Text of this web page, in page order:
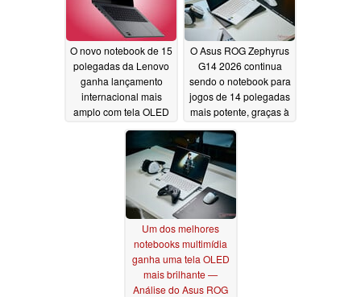
O novo notebook de 15
polegadas da Lenovo
ganha lançamento
internacional mais
amplo com tela OLED
07/01/2026
O Asus ROG Zephyrus
G14 2026 continua
sendo o notebook para
jogos de 14 polegadas
mais potente, graças à
Um dos melhores
notebooks multimídia
ganha uma tela OLED
mais brilhante —
Análise do Asus ROG